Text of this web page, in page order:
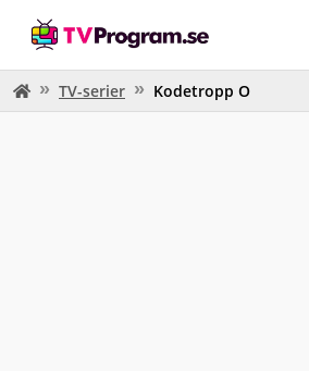
TV-serier Kodetropp O